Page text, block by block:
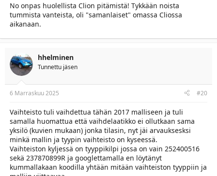
No onpas huolellista Clion pitämistä! Tykkään noista
tummista vanteista, oli "samanlaiset" omassa Cliossa
aikanaan.
hhelminen
Tunnettu jäsen
6 Marraskuu 2025 #20
Vaihteisto tuli vaihdettua tähän 2017 malliseen ja tuli
samalla huomattua että vaihdelaatikko ei ollutkaan sama
yksilö (kuvien mukaan) jonka tilasin, nyt jäi arvauksesksi
minkä mallin ja tyypin vaihteisto on kyseessä.
Vaihteiston kyljessä on tyyppikilpi jossa on vain 252400516
sekä 237870899R ja googlettamalla en löytänyt
kummallakaan koodilla yhtään mitään vaihteiston tyyppiin ja